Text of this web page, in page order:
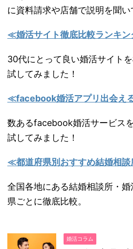
に資料請求や店舗で説明を聞い
≪婚活サイト徹底比較ランキ
30代にとって良い婚活サイト
試してみました！
≪facebook婚活アプリ出会え
数あるfacebook婚活サービス
試してみました！
≪都道府県別おすすめ結婚相
全国各地にある結婚相談所・
県ごとに徹底比較。
婚活コラム